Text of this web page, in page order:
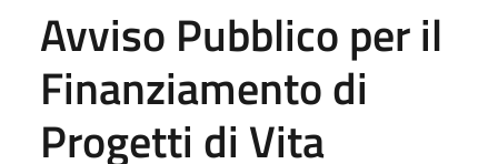
Avviso Pubblico per il
Finanziamento di
Progetti di Vita